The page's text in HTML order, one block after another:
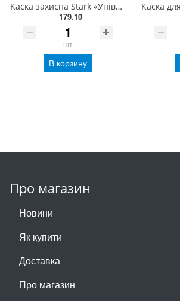
Каска захисна Stark «Універсал» біла 535020010
179.10
шт
В корзину
Про магазин
Новини
Як купити
Доставка
Про магазин